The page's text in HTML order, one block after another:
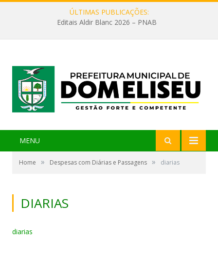
ÚLTIMAS PUBLICAÇÕES:
Editais Aldir Blanc 2026 – PNAB
MENU
Home » Despesas com Diárias e Passagens » diarias
DIARIAS
diarias